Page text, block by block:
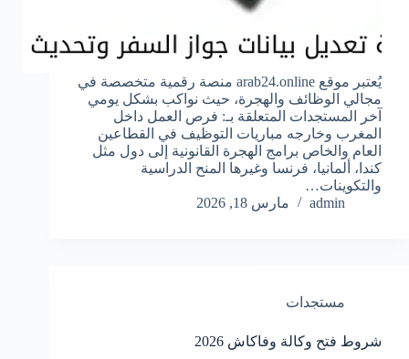
يُعتبر موقع arab24.online منصة رقمية متخصصة في
مجالي الوظائف والهجرة، حيث نواكب بشكل يومي
آخر المستجدات المتعلقة بـ: فرص العمل داخل
المغرب وخارجه مباريات التوظيف في القطاعين
العام والخاص برامج الهجرة القانونية إلى دول مثل
كندا، ألمانيا، فرنسا وغيرها المنح الدراسية
والتكوينات…
admin
مارس 18, 2026
مستجدات
شروط فتح وكالة وفاكاش 2026